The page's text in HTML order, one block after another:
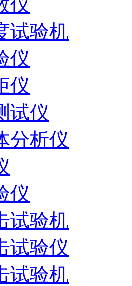
仪
试验机
仪
仪
试仪
分析仪
仪
试验机
试验仪
试验机